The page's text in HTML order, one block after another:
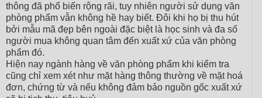
thông đã phổ biến rộng rãi, tuy nhiên người sử dụng văn
phòng phẩm vẫn không hề hay biết. Đôi khi họ bị thu hút
bởi mẫu mã đẹp bên ngoài đặc biệt là học sinh và đa số
người mua không quan tâm đến xuất xứ của văn phòng
phẩm đó.
Hiện nay ngành hàng về văn phòng phẩm khi kiểm tra
cũng chỉ xem xét như mặt hàng thông thường về mặt hoá
đơn, chứng từ và nếu không đảm bảo nguồn gốc xuất xứ